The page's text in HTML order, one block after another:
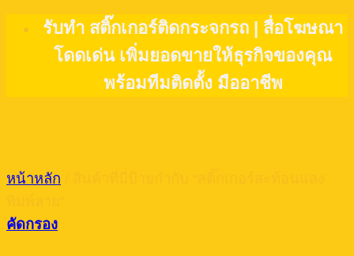
รับทำ สติ๊กเกอร์ติดกระจกรถ | สื่อโฆษณา
โดดเด่น เพิ่มยอดขายให้ธุรกิจของคุณ
พร้อมทีมติดตั้ง มืออาชีพ
หน้าหลัก
คัดกรอง